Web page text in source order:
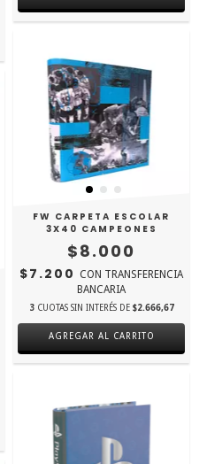
FW CARPETA ESCOLAR
3X40 CAMPEONES
$8.000
$7.200 CON TRANSFERENCIA
BANCARIA
3 CUOTAS SIN INTERÉS DE $2.666,67
AGREGAR AL CARRITO